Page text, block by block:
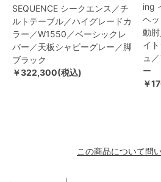
SEQUENCE シークエンス／チ
ルトテーブル／ハイグレードカ
ラー／W1550／ベーシックレ
バー／天板シャビーグレー／脚
ブラック
￥322,300(税込)
ing
ヘ
動
イ
ュ
ー
￥
この商品について問